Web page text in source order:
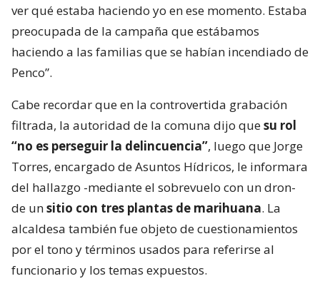
ver qué estaba haciendo yo en ese momento. Estaba
preocupada de la campaña que estábamos
haciendo a las familias que se habían incendiado de
Penco”.
Cabe recordar que en la controvertida grabación
filtrada, la autoridad de la comuna dijo quesu rol
“no es perseguir la delincuencia”, luego que Jorge
Torres, encargado de Asuntos Hídricos, le informara
del hallazgo -mediante el sobrevuelo con un dron-
de unsitio con tres plantas de marihuana. La
alcaldesa también fue objeto de cuestionamientos
por el tono y términos usados para referirse al
funcionario y los temas expuestos.